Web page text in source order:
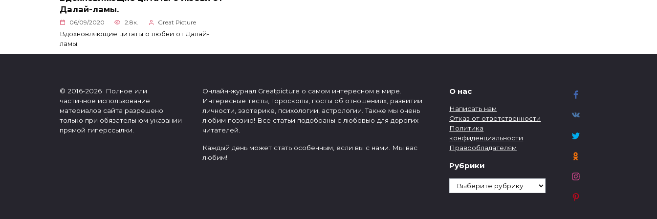
Далай-ламы.
06/09/2020 2.8к. Great Picture
Вдохновляющие цитаты о любви от Далай-
ламы.
© 2016-2026 Полное или
частичное использование
материалов сайта разрешено
только при обязательном указании
прямой гиперссылки.
Онлайн-журнал Greatpicture о самом интересном в мире.
Интересные тесты, гороскопы, посты об отношениях, развитии
личности, эзотерике, психологии, астрологии. Также мы очень
любим поэзию! Все статьи подобраны с любовью для дорогих
читателей.
Каждый день может стать особенным, если вы с нами. Мы вас
любим!
О нас
Написать нам
Отказ от ответственности
Политика
конфиденциальности
Правообладателям
Рубрики
Рубрики